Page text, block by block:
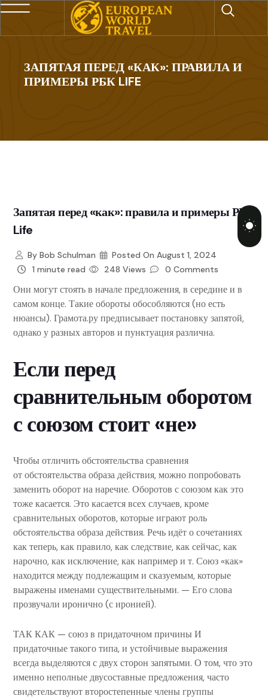
ЗАПЯТАЯ ПЕРЕД «КАК»: ПРАВИЛА И
ПРИМЕРЫ РБК LIFE
Запятая перед «как»: правила и примеры РБК
Life
ByBob Schulman Posted On August 1, 2024
1 minute read
248 Views 0 Comments
Они могут стоять в начале предложения, в середине и в
самом конце. Такие обороты обособляются (но есть
нюансы). Грамота.ру предписывает постановку запятой,
однако у разных авторов и пунктуация различна.
Если перед
сравнительным оборотом
с союзом стоит «не»
Чтобы отличить обстоятельства сравнения
от обстоятельства образа действия, можно попробовать
заменить оборот на наречие. Оборотов с союзом как это
тоже касается. Это касается всех случаев, кроме
сравнительных оборотов, которые играют роль
обстоятельства образа действия. Речь идёт о сочетаниях
как теперь, как правило, как следствие, как сейчас, как
нарочно, как исключение, как например и т. Союз «как»
находится между подлежащим и сказуемым, которые
выражены именами существительными. — Его слова
прозвучали иронично (с иронией).
ТАК КАК — союз в придаточном причины И
придаточные такого типа, и устойчивые выражения
всегда выделяются с двух сторон запятыми. О том, что это
именно неполные двусоставные предложения, часто
свидетельствуют второстепенные члены группы